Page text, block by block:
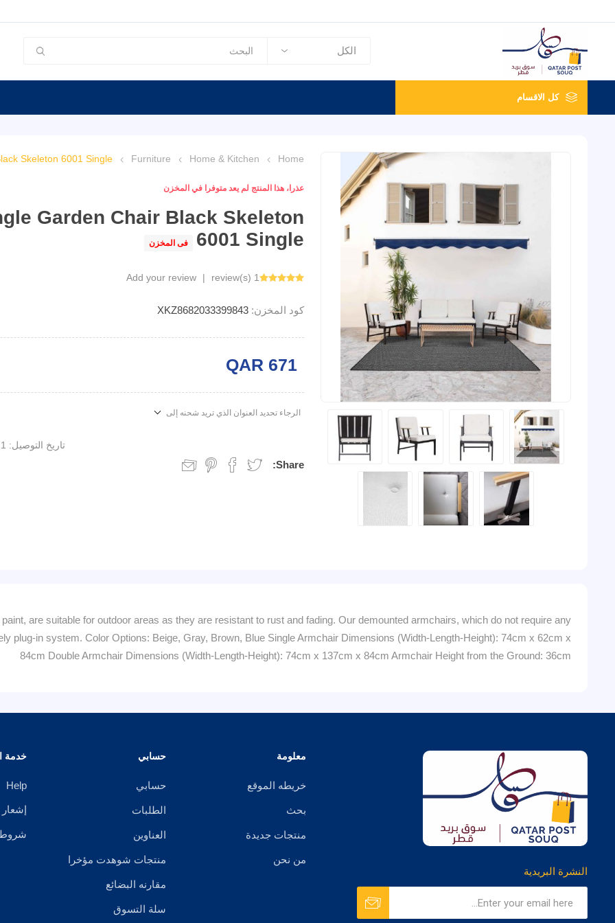
كل الاقسام
Home
Home & Kitchen
Furniture
Skeleton 6001 Single
عذرا، هذا المنتج لم يعد متوفرا في المخزن
Garden Chair Black Skeleton
6001 Single
فى المخزن
1 review(s)
|
Add your review
كود المخزن: XKZ8682033399843
QAR 671
الرجاء تحديد العنوان الذي تريد شحنه إلى
تاريخ التوصيل: 1 week
Share:
are suitable for outdoor areas as they are resistant to rust and fading. Our demounted armchairs, which do not require any
plug-in system. Color Options: Beige, Gray, Brown, Blue Single Armchair Dimensions (Width-Length-Height): 74cm x 62cm x
84cm Double Armchair Dimensions (Width-Length-Height): 74cm x 137cm x 84cm Armchair Height from the Ground: 36cm
النشرة البريدية
معلومة
خريطه الموقع
بحث
منتجات جديدة
من نحن
حسابي
حسابي
الطلبات
العناوين
منتجات شوهدت مؤخرا
مقارنه البضائع
سلة التسوق
خدمة
Help
شروط